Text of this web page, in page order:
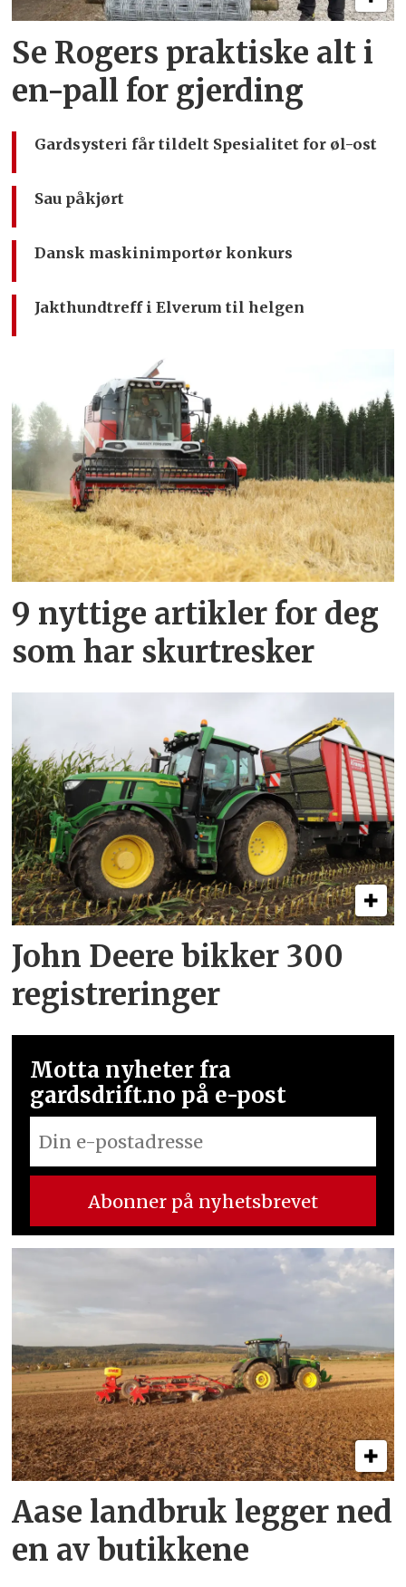
Se Rogers praktiske alt i
en-pall for gjerding
Gardsysteri får tildelt Spesialitet for øl-ost
Sau påkjørt
Dansk maskinimportør konkurs
Jakthundtreff i Elverum til helgen
9 nyttige artikler for deg
som har skurtresker
John Deere bikker 300
registreringer
Motta nyheter fra
gardsdrift.no på e-post
Aase landbruk legger ned
en av butikkene